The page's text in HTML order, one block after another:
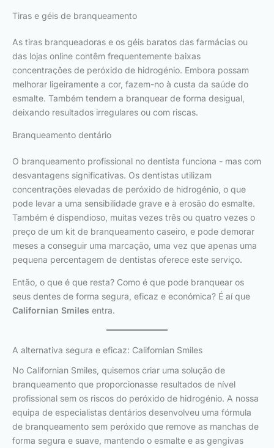
Tiras e géis de branqueamento
As tiras branqueadoras e os géis baratos das farmácias ou
das lojas online contêm frequentemente baixas
concentrações de peróxido de hidrogénio. Embora possam
melhorar ligeiramente a cor, fazem-no à custa da saúde do
esmalte. Também tendem a branquear de forma desigual,
deixando resultados irregulares ou com riscas.
Branqueamento dentário
O branqueamento profissional no dentista funciona - mas com
desvantagens significativas. Os dentistas utilizam
concentrações elevadas de peróxido de hidrogénio, o que
pode levar a uma sensibilidade grave e à erosão do esmalte.
Também é dispendioso, muitas vezes três ou quatro vezes o
preço de um kit de branqueamento caseiro, e pode demorar
meses a conseguir uma marcação, uma vez que apenas uma
pequena percentagem de dentistas oferece este serviço.
Então, o que é que resta? Como é que pode branquear os
seus dentes de forma segura, eficaz e económica? É aí que
Californian Smiles entra.
A alternativa segura e eficaz: Californian Smiles
No Californian Smiles, quisemos criar uma solução de
branqueamento que proporcionasse resultados de nível
profissional sem os riscos do peróxido de hidrogénio. A nossa
equipa de especialistas dentários desenvolveu uma fórmula
de branqueamento sem peróxido que remove as manchas de
forma segura e suave, mantendo o esmalte e as gengivas